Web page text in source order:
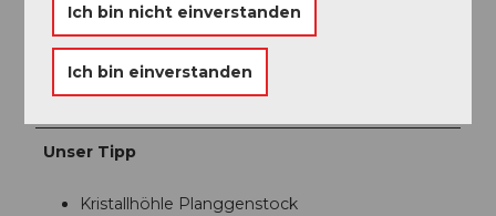
Andermatt-Urserntal Tourismus GmbH
Organisation
Région de vacances Andermatt
Unser Tipp
Kristallhöhle Planggenstock
Ich bin nicht einverstanden
Ich bin einverstanden